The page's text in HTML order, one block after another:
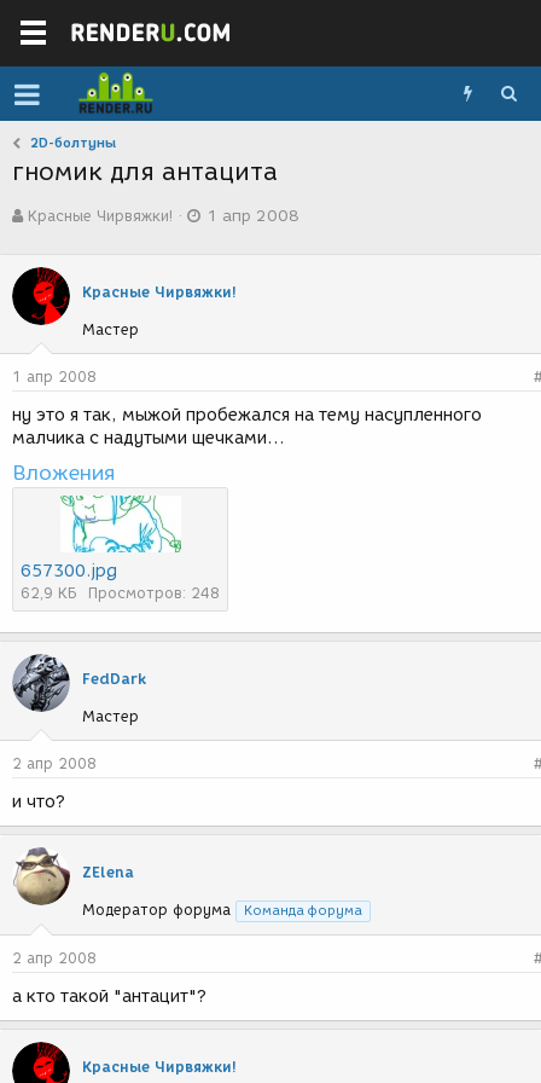
2D-болтуны
гномик для антацита
в
о
р
т
е
м
ы
Красные Чирвяжки!
а
с
д
и
я
1 апр 2008
Красные Чирвяжки!
Мастер
1 апр 2008
ну это я так, мыжой пробежался на тему насупленного
малчика с надутыми щечками...
Вложения
657300.jpg
62,9 КБ Просмотров: 248
FedDark
Мастер
2 апр 2008
и что?
ZElena
Модератор форума Команда форума
2 апр 2008
а кто такой "антацит"?
Красные Чирвяжки!